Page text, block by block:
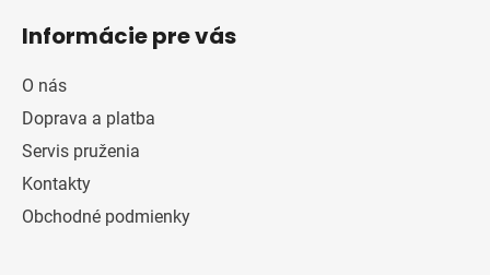
Informácie pre vás
O nás
Doprava a platba
Servis pruženia
Kontakty
Obchodné podmienky